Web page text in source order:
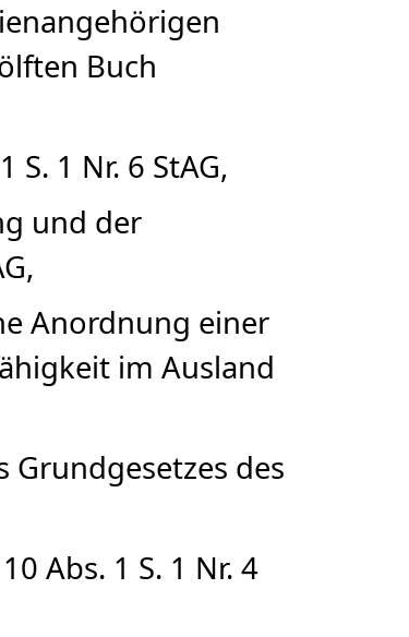
Buch
1 Nr. 6 StAG,
und der
Anordnung einer
im Ausland
des
Abs. 1 S. 1 Nr. 4